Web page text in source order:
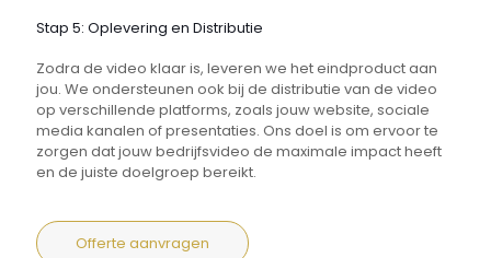
Stap 5: Oplevering en Distributie
Zodra de video klaar is, leveren we het eindproduct aan
jou. We ondersteunen ook bij de distributie van de video
op verschillende platforms, zoals jouw website, sociale
media kanalen of presentaties. Ons doel is om ervoor te
zorgen dat jouw bedrijfsvideo de maximale impact heeft
en de juiste doelgroep bereikt.
Offerte aanvragen